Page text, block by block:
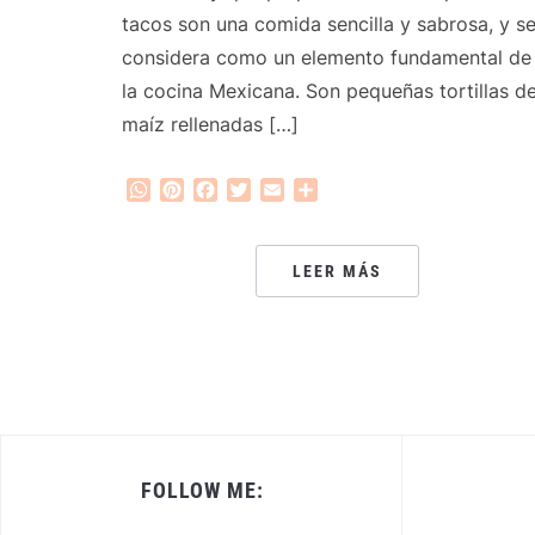
tacos son una comida sencilla y sabrosa, y se
considera como un elemento fundamental de
la cocina Mexicana. Son pequeñas tortillas
maíz rellenadas […]
WhatsApp
PinterestFacebook
Twitter
Email
LEER MÁS
FOLLOW ME: